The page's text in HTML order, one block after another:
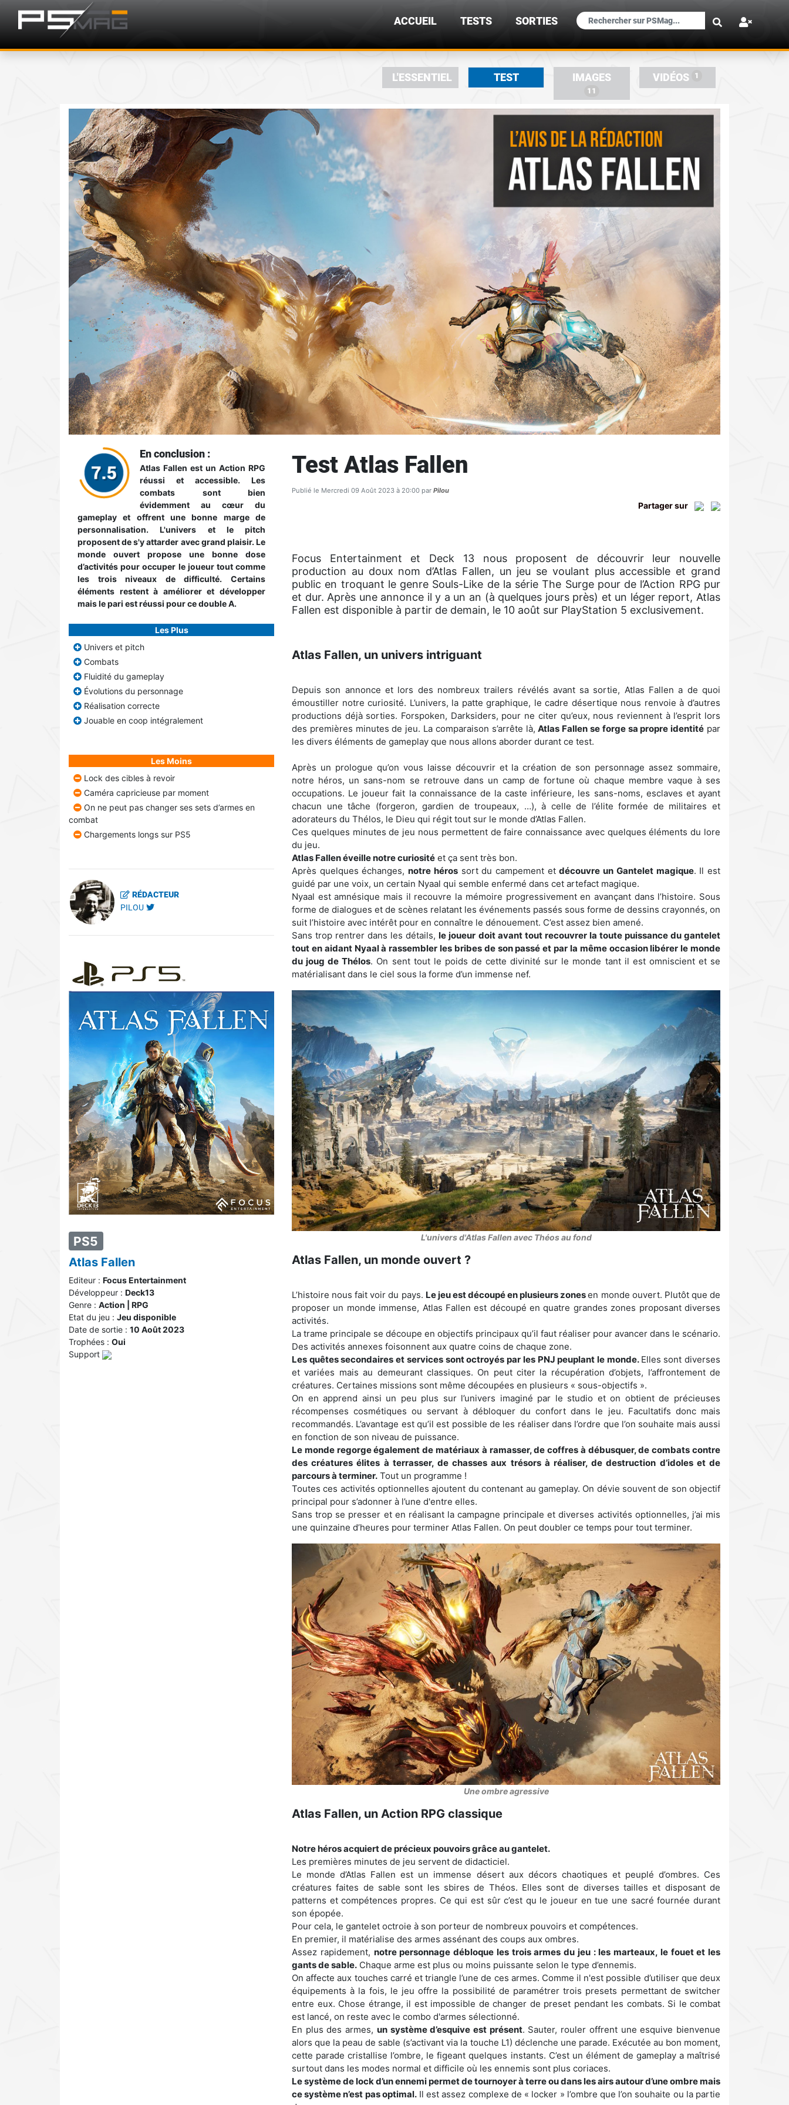
×
ACCUEIL TESTS SORTIES
L'ESSENTIEL TEST IMAGES
11
VIDÉOS 1
En conclusion :
Atlas Fallen est un Action RPG
réussi et accessible. Les
combats sont bien
évidemment au cœur du
gameplay et offrent une bonne marge de
personnalisation. L'univers et le pitch
proposent de s'y attarder avec grand plaisir. Le
monde ouvert propose une bonne dose
d’activités pour occuper le joueur tout comme
les trois niveaux de difficulté. Certains
éléments restent à améliorer et développer
mais le pari est réussi pour ce double A.
Les Plus
Univers et pitch
Combats
Fluidité du gameplay
Évolutions du personnage
Réalisation correcte
Jouable en coop intégralement
Les Moins
Lock des cibles à revoir
Caméra capricieuse par moment
On ne peut pas changer ses sets d’armes en
combat
Chargements longs sur PS5
RÉDACTEUR
PILOU
PS5
Atlas Fallen
Editeur : Focus Entertainment
Développeur : Deck13
Genre : Action | RPG
Etat du jeu : Jeu disponible
Date de sortie : 10 Août 2023
Trophées : Oui
Support
Test Atlas Fallen
Publié le Mercredi 09 Août 2023 à 20:00 par Pilou
Partager sur
Focus Entertainment et Deck 13 nous proposent de découvrir leur nouvelle
production au doux nom d’Atlas Fallen, un jeu se voulant plus accessible et grand
public en troquant le genre Souls-Like de la série The Surge pour de l’Action RPG pur
et dur. Après une annonce il y a un an (à quelques jours près) et un léger report, Atlas
Fallen est disponible à partir de demain, le 10 août sur PlayStation 5 exclusivement.
Atlas Fallen, un univers intriguant
Depuis son annonce et lors des nombreux trailers révélés avant sa sortie, Atlas Fallen a de quoi
émoustiller notre curiosité. L’univers, la patte graphique, le cadre désertique nous renvoie à d’autres
productions déjà sorties. Forspoken, Darksiders, pour ne citer qu’eux, nous reviennent à l’esprit lors
des premières minutes de jeu. La comparaison s’arrête là,Atlas Fallen se forge sa propre identité par
les divers éléments de gameplay que nous allons aborder durant ce test.
Après un prologue qu’on vous laisse découvrir et la création de son personnage assez sommaire,
notre héros, un sans-nom se retrouve dans un camp de fortune où chaque membre vaque à ses
occupations. Le joueur fait la connaissance de la caste inférieure, les sans-noms, esclaves et ayant
chacun une tâche (forgeron, gardien de troupeaux, …), à celle de l’élite formée de militaires et
adorateurs du Thélos, le Dieu qui régit tout sur le monde d’Atlas Fallen.
Ces quelques minutes de jeu nous permettent de faire connaissance avec quelques éléments du lore
du jeu.
Atlas Fallen éveille notre curiosité et ça sent très bon.
Après quelques échanges,notre hérossort du campement etdécouvre un Gantelet magique. Il est
guidé par une voix, un certain Nyaal qui semble enfermé dans cet artefact magique.
Nyaal est amnésique mais il recouvre la mémoire progressivement en avançant dans l’histoire. Sous
forme de dialogues et de scènes relatant les événements passés sous forme de dessins crayonnés, on
suit l’histoire avec intérêt pour en connaître le dénouement. C’est assez bien amené.
Sans trop rentrer dans les détails,le joueur doit avant tout recouvrer la toute puissance du gantelet
tout en aidant Nyaal à rassembler les bribes de son passé et par la même occasion libérer le monde
du joug de Thélos. On sent tout le poids de cette divinité sur le monde tant il est omniscient et se
matérialisant dans le ciel sous la forme d’un immense nef.
L'univers d'Atlas Fallen avec Théos au fond
Atlas Fallen, un monde ouvert ?
L’histoire nous fait voir du pays. Le jeu est découpé en plusieurs zonesen monde ouvert. Plutôt que de
proposer un monde immense, Atlas Fallen est découpé en quatre grandes zones proposant diverses
activités.
La trame principale se découpe en objectifs principaux qu’il faut réaliser pour avancer dans le scénario.
Des activités annexes foisonnent aux quatre coins de chaque zone.
Les quêtes secondaires et services sont octroyés par les PNJ peuplant le monde. Elles sont diverses
et variées mais au demeurant classiques. On peut citer la récupération d’objets, l’affrontement de
créatures. Certaines missions sont même découpées en plusieurs « sous-objectifs ».
On en apprend ainsi un peu plus sur l’univers imaginé par le studio et on obtient de précieuses
récompenses cosmétiques ou servant à débloquer du confort dans le jeu. Facultatifs donc mais
recommandés. L’avantage est qu’il est possible de les réaliser dans l’ordre que l’on souhaite mais aussi
en fonction de son niveau de puissance.
Le monde regorge également de matériaux à ramasser, de coffres à débusquer, de combats contre
des créatures élites à terrasser, de chasses aux trésors à réaliser, de destruction d’idoles et de
parcours à terminer. Tout un programme !
Toutes ces activités optionnelles ajoutent du contenant au gameplay. On dévie souvent de son objectif
principal pour s’adonner à l’une d'entre elles.
Sans trop se presser et en réalisant la campagne principale et diverses activités optionnelles, j’ai mis
une quinzaine d’heures pour terminer Atlas Fallen. On peut doubler ce temps pour tout terminer.
Une ombre agressive
Atlas Fallen, un Action RPG classique
Notre héros acquiert de précieux pouvoirs grâce au gantelet.
Les premières minutes de jeu servent de didacticiel.
Le monde d’Atlas Fallen est un immense désert aux décors chaotiques et peuplé d’ombres. Ces
créatures faites de sable sont les sbires de Théos. Elles sont de diverses tailles et disposant de
patterns et compétences propres. Ce qui est sûr c’est qu le joueur en tue une sacré fournée durant
son épopée.
Pour cela, le gantelet octroie à son porteur de nombreux pouvoirs et compétences.
En premier, il matérialise des armes assénant des coups aux ombres.
Assez rapidement, notre personnage débloque les trois armes du jeu : les marteaux, le fouet et les
gants de sable. Chaque arme est plus ou moins puissante selon le type d’ennemis.
On affecte aux touches carré et triangle l’une de ces armes. Comme il n'est possible d’utiliser que deux
équipements à la fois, le jeu offre la possibilité de paramétrer trois presets permettant de switcher
entre eux. Chose étrange, il est impossible de changer de preset pendant les combats. Si le combat
est lancé, on reste avec le combo d'armes sélectionné.
En plus des armes, un système d’esquive est présent. Sauter, rouler offrent une esquive bienvenue
alors que la peau de sable (s’activant via la touche L1) déclenche une parade. Exécutée au bon moment,
cette parade cristallise l’ombre, le figeant quelques instants. C’est un élément de gameplay a maîtrisé
surtout dans les modes normal et difficile où les ennemis sont plus coriaces.
Le système de lock d’un ennemi permet de tournoyer à terre ou dans les airs autour d’une ombre mais
ce système n’est pas optimal.Il est assez complexe de « locker » l’ombre que l’on souhaite ou la partie